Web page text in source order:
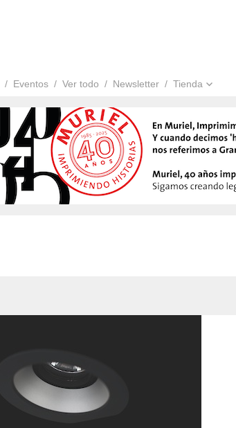
Eventos Ver todo Newsletter Tienda